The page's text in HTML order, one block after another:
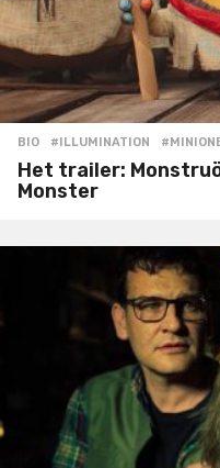
BIO #ILLUMINATION ,
Het trailer:
Monster